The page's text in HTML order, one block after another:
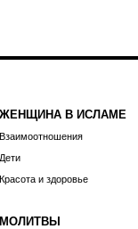
ЖЕНЩИНА В ИСЛАМЕ
Взаимоотношения
Дети
Красота и здоровье
МОЛИТВЫ